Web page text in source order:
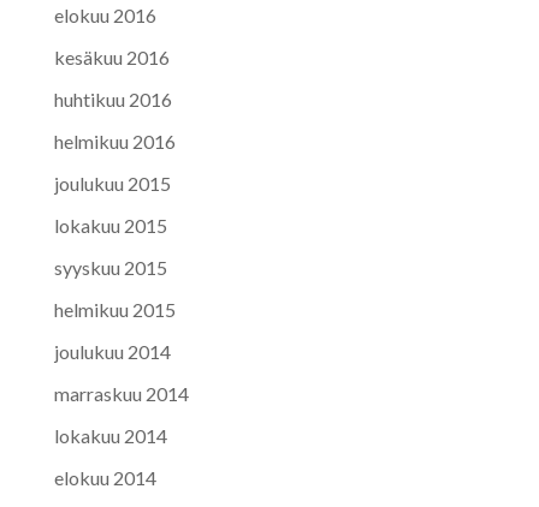
elokuu 2016
kesäkuu 2016
huhtikuu 2016
helmikuu 2016
joulukuu 2015
lokakuu 2015
syyskuu 2015
helmikuu 2015
joulukuu 2014
marraskuu 2014
lokakuu 2014
elokuu 2014